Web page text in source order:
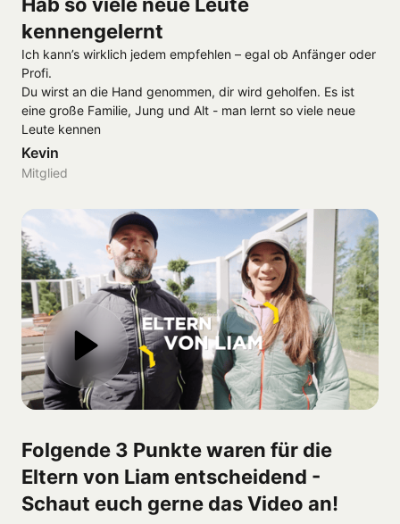
kennengelernt
Ich kann’s wirklich jedem empfehlen – egal ob Anfänger oder
Profi.
Du wirst an die Hand genommen, dir wird geholfen. Es ist
eine große Familie, Jung und Alt - man lernt so viele neue
Leute kennen
Kevin
Mitglied
Folgende 3 Punkte waren für die
Eltern von Liam entscheidend -
Schaut euch gerne das Video an!